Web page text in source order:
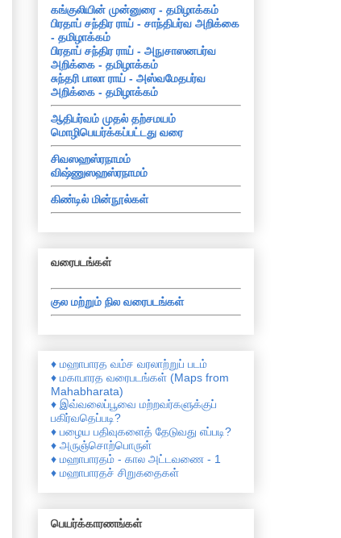
கங்குலியின் முன்னுரை - தமிழாக்கம்
பிரதாப் சந்திர ராய் - சாந்திபர்வ அறிக்கை
- தமிழாக்கம்
பிரதாப் சந்திர ராய் - அநுசாஸனபர்வ
அறிக்கை - தமிழாக்கம்
சுந்தரி பாலா ராய் - அஸ்வமேதபர்வ
அறிக்கை - தமிழாக்கம்
ஆதிபர்வம் முதல் தற்சமயம்
மொழிபெயர்க்கப்பட்டது வரை
சிவஸஹஸ்ரநாமம்
விஷ்ணுஸஹஸ்ரநாமம்
கிண்டில் மின்நூல்கள்
வரைபடங்கள்
குல மற்றும் நில வரைபடங்கள்
♦ மஹாபாரத வம்ச வரலாற்றுப் படம்
♦ மகாபாரத வரைபடங்கள் (Maps from
Mahabharata)
♦ இவ்வலைப்பூவை மற்றவர்களுக்குப்
பகிர்வதெப்படி?
♦ பழைய பதிவுகளைத் தேடுவது எப்படி?
♦ அருஞ்சொற்பொருள்
♦ மஹாபாரதம் - கால அட்டவணை - 1
♦ மஹாபாரதச் சிறுகதைகள்
பெயர்க்காரணங்கள்